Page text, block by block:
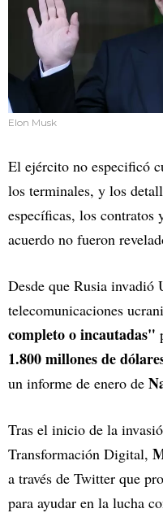
Elon Musk
El ejército no especificó
los terminales, y los
específicas, los contratos
acuerdo no fueron
Desde que Rusia invadió
telecomunicaciones
completo o incautadas"
1.800 millones de
un informe de enero de
Tras el inicio de la
Transformación Digital,
a través de Twitter que
para ayudar en la lucha